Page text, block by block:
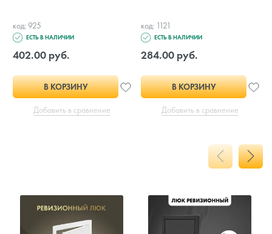
код: 925
ЕСТЬ В НАЛИЧИИ
402.00 руб.
В КОРЗИНУ
Добавить в сравнение
код: 1121
ЕСТЬ В НАЛИЧИИ
284.00 руб.
В КОРЗИНУ
Добавить в сравнение